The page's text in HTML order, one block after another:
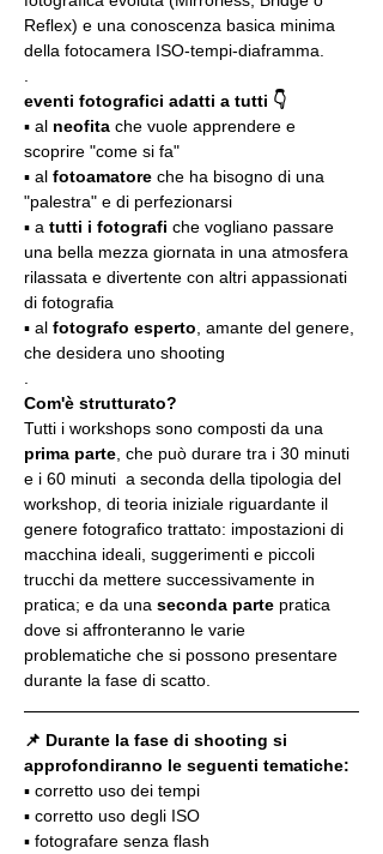
Reflex) e una conoscenza basica minima
della fotocamera ISO-tempi-diaframma.
eventi fotografici adatti a tutti 👇
▪️ al neofita che vuole apprendere e
scoprire "come si fa"
▪️ al fotoamatore che ha bisogno di una
"palestra" e di perfezionarsi
▪️ a tutti i fotografi che vogliano passare
una bella mezza giornata in una atmosfera
rilassata e divertente con altri appassionati
di fotografia
▪️ al fotografo esperto , amante del genere,
che desidera uno shooting
Com'è strutturato?
Tutti i workshops sono composti da una
prima parte , che può durare tra i 30 minuti
e i 60 minuti  a seconda della tipologia del
workshop, di teoria iniziale riguardante il
genere fotografico trattato: impostazioni di
macchina ideali, suggerimenti e piccoli
trucchi da mettere successivamente in
pratica; e da una seconda parte pratica
dove si affronteranno le varie
problematiche che si possono presentare
durante la fase di scatto.
📌 Durante la fase di shooting si
approfondiranno le seguenti tematiche:
▪️ corretto uso dei tempi
▪️ corretto uso degli ISO
▪️ fotografare senza flash